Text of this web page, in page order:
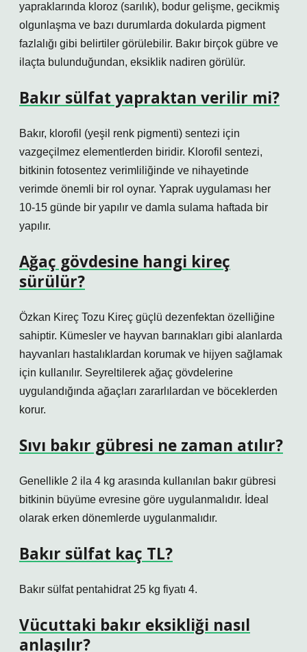
yapraklarında kloroz (sarılık), bodur gelişme, gecikmiş
olgunlaşma ve bazı durumlarda dokularda pigment
fazlalığı gibi belirtiler görülebilir. Bakır birçok gübre ve
ilaçta bulunduğundan, eksiklik nadiren görülür.
Bakır sülfat yapraktan verilir mi?
Bakır, klorofil (yeşil renk pigmenti) sentezi için
vazgeçilmez elementlerden biridir. Klorofil sentezi,
bitkinin fotosentez verimliliğinde ve nihayetinde
verimde önemli bir rol oynar. Yaprak uygulaması her
10-15 günde bir yapılır ve damla sulama haftada bir
yapılır.
Ağaç gövdesine hangi kireç
sürülür?
Özkan Kireç Tozu Kireç güçlü dezenfektan özelliğine
sahiptir. Kümesler ve hayvan barınakları gibi alanlarda
hayvanları hastalıklardan korumak ve hijyen sağlamak
için kullanılır. Seyreltilerek ağaç gövdelerine
uygulandığında ağaçları zararlılardan ve böceklerden
korur.
Sıvı bakır gübresi ne zaman atılır?
Genellikle 2 ila 4 kg arasında kullanılan bakır gübresi
bitkinin büyüme evresine göre uygulanmalıdır. İdeal
olarak erken dönemlerde uygulanmalıdır.
Bakır sülfat kaç TL?
Bakır sülfat pentahidrat 25 kg fiyatı 4.
Vücuttaki bakır eksikliği nasıl
anlaşılır?